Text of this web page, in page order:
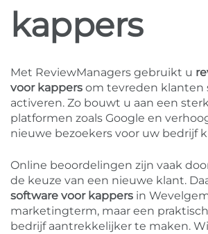
kappers
Met ReviewManagers gebruikt u
voor kappers om tevreden klanten
activeren. Zo bouwt u aan een
platformen zoals Google en
nieuwe bezoekers voor uw bedrijf
Online beoordelingen zijn vaak
de keuze van een nieuwe klant.
software voor kappers in
marketingterm, maar een
bedrijf aantrekkelijker te maken.